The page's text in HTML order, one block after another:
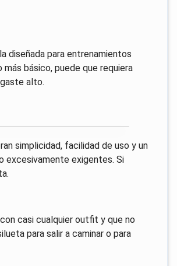
diseñada para entrenamientos
básico, puede que requiera
alto.
simplicidad, facilidad de uso y un
excesivamente exigentes. Si
casi cualquier outfit y que no
para salir a caminar o para